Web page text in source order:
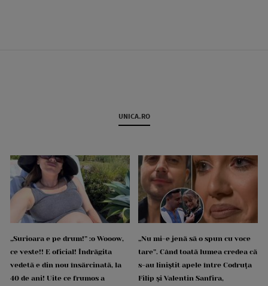
UNICA.RO
„Surioara e pe drum!” :o Wooow,
ce veste!! E oficial! Îndrăgita
vedetă e din nou însărcinată, la
40 de ani! Uite ce frumos a
„Nu mi-e jenă să o spun cu voce
tare”. Când toată lumea credea că
s-au liniștit apele între Codruța
Filip și Valentin Sanfira,